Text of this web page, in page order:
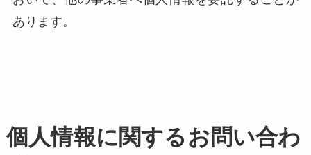
あります。
個人情報に関するお問い合わ